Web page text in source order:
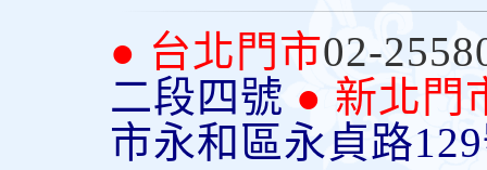
● 台北門市02-
二段四號 ● 新北門
市永和區永貞路